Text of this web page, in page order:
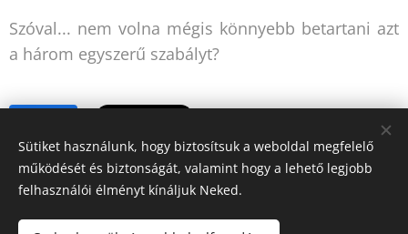
Szóval... nem volna mégis könnyebb betartani azt
a három egyszerű szabályt?
Sütiket használunk, hogy biztosítsuk a weboldal megfelelő
működését és biztonságát, valamint hogy a lehető legjobb
felhasználói élményt kínáljuk Neked.